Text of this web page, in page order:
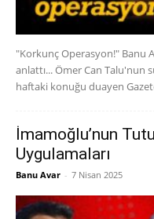
"Korkunç Operasyon!" Banu
anlattı... Ömer Can Talu'nun
haftaki konuğu duayen
İmamoğlu’nun
Uygulamaları
Banu Avar - 7 Nisan 2025